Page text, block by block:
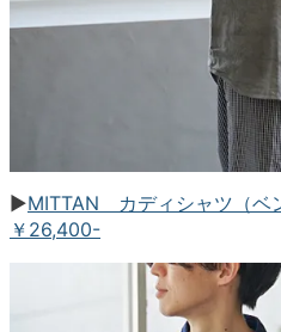
▶︎MITTAN カディシャツ（ベ
￥26,400-